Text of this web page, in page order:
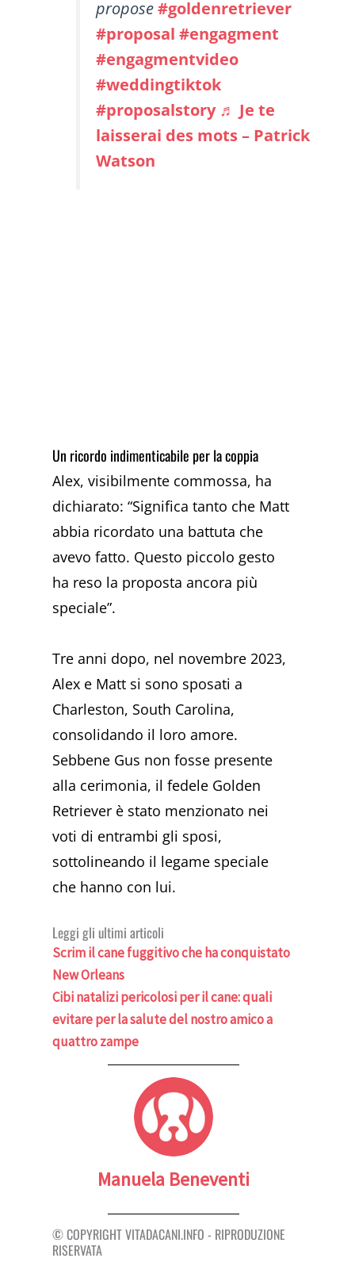
propose#goldenretriever
#proposal #engagment
#engagmentvideo
#weddingtiktok
#proposalstory ♬ Je te
laisserai des mots – Patrick
Watson
Un ricordo indimenticabile per la coppia
Alex, visibilmente commossa, ha
dichiarato: “Significa tanto che Matt
abbia ricordato una battuta che
avevo fatto. Questo piccolo gesto
ha reso la proposta ancora più
speciale”.
Tre anni dopo, nel novembre 2023,
Alex e Matt si sono sposati a
Charleston, South Carolina,
consolidando il loro amore.
Sebbene Gus non fosse presente
alla cerimonia, il fedele Golden
Retriever è stato menzionato nei
voti di entrambi gli sposi,
sottolineando il legame speciale
che hanno con lui.
Leggi gli ultimi articoli
Scrim il cane fuggitivo che ha conquistato
New Orleans
Cibi natalizi pericolosi per il cane: quali
evitare per la salute del nostro amico a
quattro zampe
Manuela Beneventi
© COPYRIGHT VITADACANI.INFO - RIPRODUZIONE
RISERVATA